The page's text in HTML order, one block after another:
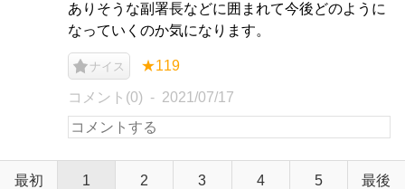
ありそうな副署長などに囲まれて今後どのように
なっていくのか気になります。
ナイス ★119
コメント(0) 2021/07/17
最初 1 2 3 4 5 最後